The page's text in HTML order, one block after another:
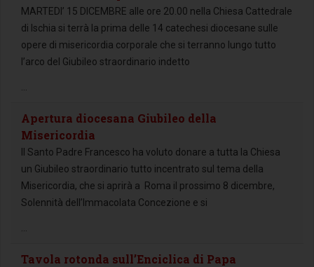
MARTEDI’ 15 DICEMBRE alle ore 20.00 nella Chiesa Cattedrale
di Ischia si terrà la prima delle 14 catechesi diocesane sulle
opere di misericordia corporale che si terranno lungo tutto
l’arco del Giubileo straordinario indetto
Apertura diocesana Giubileo della
Misericordia
Il Santo Padre Francesco ha voluto donare a tutta la Chiesa
un Giubileo straordinario tutto incentrato sul tema della
Misericordia, che si aprirà a Roma il prossimo 8 dicembre,
Solennità dell’Immacolata Concezione e si
Tavola rotonda sull’Enciclica di Papa